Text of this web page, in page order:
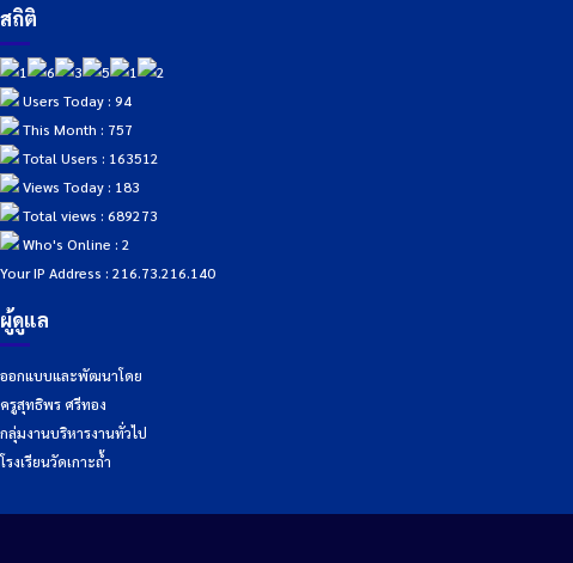
สถิติ
Users Today : 94
This Month : 757
Total Users : 163512
Views Today : 183
Total views : 689273
Who's Online : 2
Your IP Address : 216.73.216.140
ผู้ดูแล
ออกแบบและพัฒนาโดย
ครูสุทธิพร ศรีทอง
กลุ่มงานบริหารงานทั่วไป
โรงเรียนวัดเกาะถ้ำ